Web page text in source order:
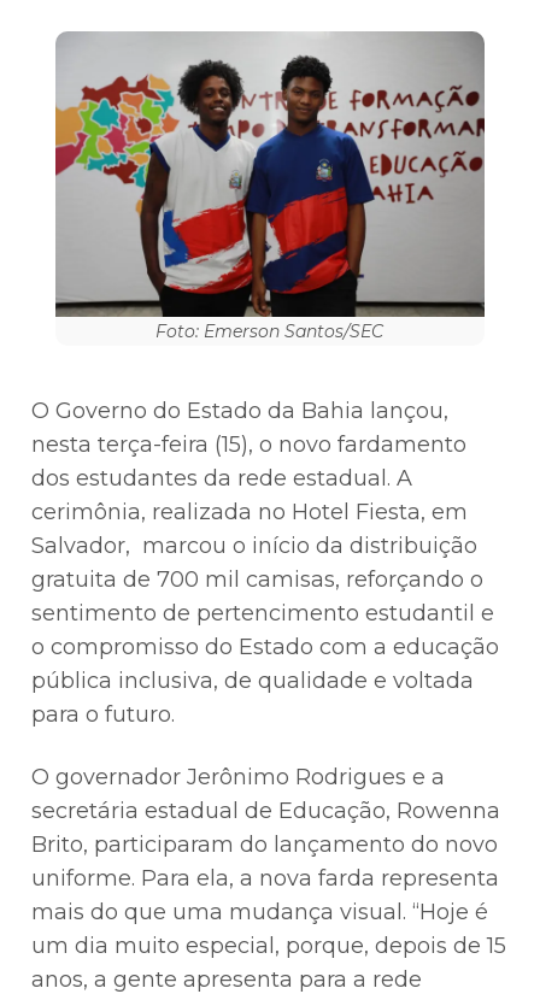
Foto: Emerson Santos/SEC
O Governo do Estado da Bahia lançou,
nesta terça-feira (15), o novo fardamento
dos estudantes da rede estadual. A
cerimônia, realizada no Hotel Fiesta, em
Salvador, marcou o início da distribuição
gratuita de 700 mil camisas, reforçando o
sentimento de pertencimento estudantil e
o compromisso do Estado com a educação
pública inclusiva, de qualidade e voltada
para o futuro.
O governador Jerônimo Rodrigues e a
secretária estadual de Educação, Rowenna
Brito, participaram do lançamento do novo
uniforme. Para ela, a nova farda representa
mais do que uma mudança visual. “Hoje é
um dia muito especial, porque, depois de 15
anos, a gente apresenta para a rede